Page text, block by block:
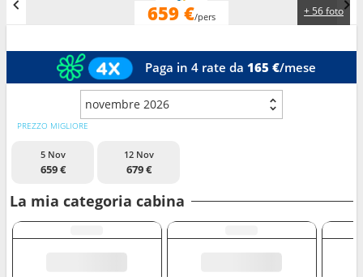
+ 56 foto
659 €/pers
Paga in 4 rate da 165 €/mese
novembre 2026
PREZZO MIGLIORE
5 Nov
659 €
12 Nov
679 €
La mia categoria cabina
Le nostre destinazioni
Mesi di partenza
Porti Compagnie